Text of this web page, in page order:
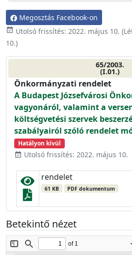
Megosztás Facebook-on
event_available Utolsó frissítés: 2022. május 10.
10.)
65/2003.
(I.01.)
Önkormányzati rendelet
A Budapest Józsefvárosi
vagyonáról, valamint a
költségvetési szervek
szabályairól szóló rendelet
Hatályon kívül
event_available Utolsó frissítés: 2022. május 10.
rendelet
61 KB PDF dokumentum
Betekintő nézet